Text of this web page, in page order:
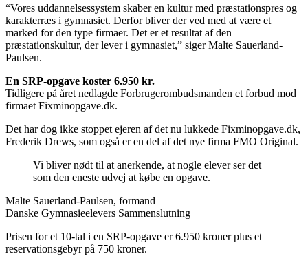
“Vores uddannelsessystem skaber en kultur med præstationspres og
karakterræs i gymnasiet. Derfor bliver der ved med at være et
marked for den type firmaer. Det er et resultat af den
præstationskultur, der lever i gymnasiet,” siger Malte Sauerland-
Paulsen.
En SRP-opgave koster 6.950 kr.
Tidligere på året nedlagde Forbrugerombudsmanden et forbud mod
firmaet Fixminopgave.dk.
Det har dog ikke stoppet ejeren af det nu lukkede Fixminopgave.dk,
Frederik Drews, som også er en del af det nye firma FMO Original.
Vi bliver nødt til at anerkende, at nogle elever ser det
som den eneste udvej at købe en opgave.
Malte Sauerland-Paulsen, formand
Danske Gymnasieelevers Sammenslutning
Prisen for et 10-tal i en SRP-opgave er 6.950 kroner plus et
reservationsgebyr på 750 kroner.